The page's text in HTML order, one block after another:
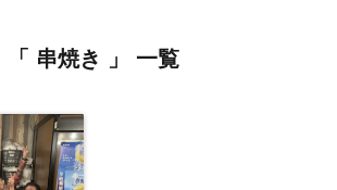
「 串焼き 」 一覧